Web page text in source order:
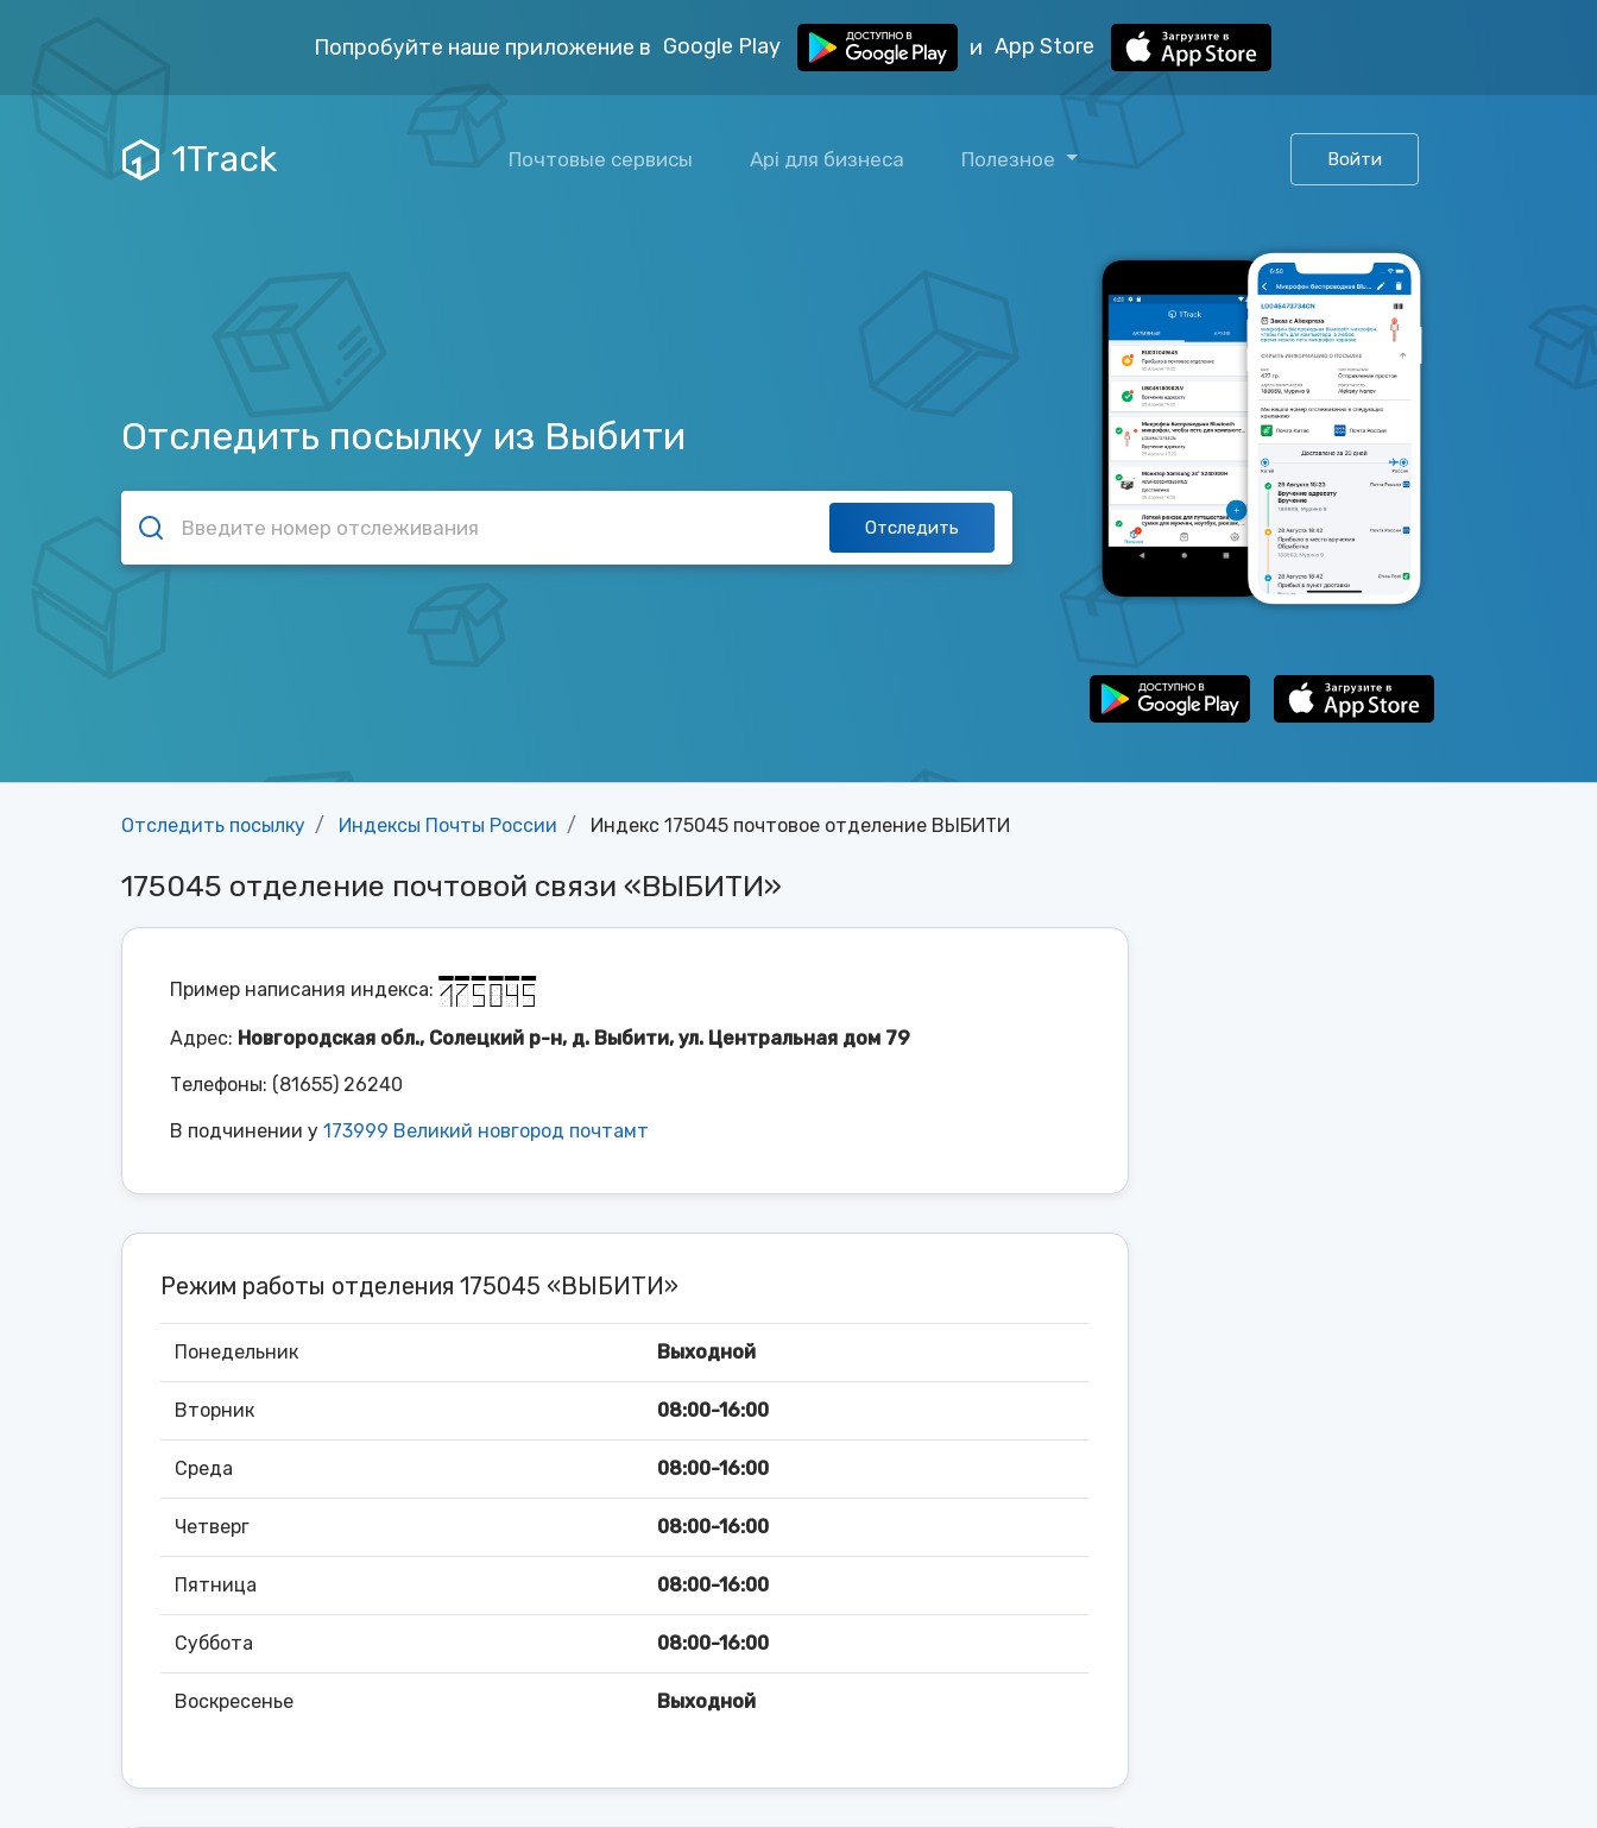
Попробуйте наше приложение в Google Play и App Store
1Track Почтовые сервисы Api для бизнеса Полезное Войти
Отследить посылку из Выбити
Отследить
Отследить посылку Индексы Почты России Индекс 175045 почтовое отделение ВЫБИТИ
175045 отделение почтовой связи «ВЫБИТИ»
Пример написания индекса:
Адрес: Новгородская обл., Солецкий р-н, д. Выбити, ул. Центральная дом 79
Телефоны: (81655) 26240
В подчинении у 173999 Великий новгород почтамт
Режим работы отделения 175045 «ВЫБИТИ»
Понедельник Выходной
Вторник 08:00-16:00
Среда 08:00-16:00
Четверг 08:00-16:00
Пятница 08:00-16:00
Суббота 08:00-16:00
Воскресенье Выходной